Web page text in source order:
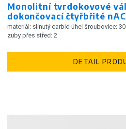
Monolitní tvrdokovové
dokončovací čtyřbřité
materiál: slinutý carbid úhel šroubovice:
zuby přes střed: 2
DETAIL